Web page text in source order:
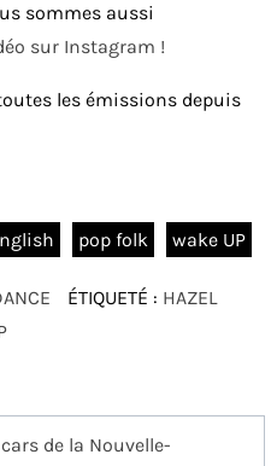
sommes aussi
sur Instagram !
les émissions depuis
pop folk wake UP
ÉTIQUETÉ : HAZEL
cars de la Nouvelle-